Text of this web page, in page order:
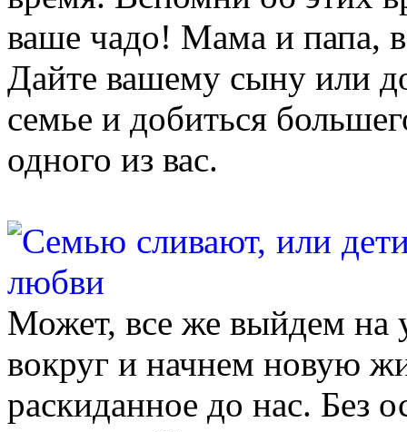
ваше чадо! Мама и папа,
Дайте вашему сыну или
семье и добиться
одного из вас.
Может, все же выйдем на
вокруг и начнем новую
раскиданное до нас. Без